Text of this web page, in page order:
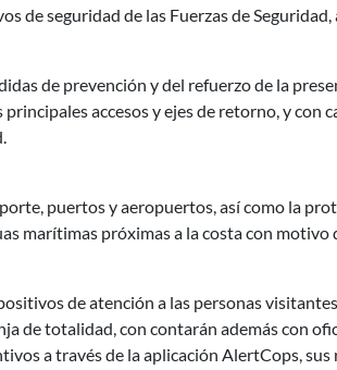
de seguridad de las Fuerzas de
de prevención y del refuerzo de la
accesos y ejes de retorno, y
puertos y aeropuertos, así como la
marítimas próximas a la costa con motivo
de atención a las personas
de totalidad, con contarán además con
a través de la aplicación AlertCops, sus